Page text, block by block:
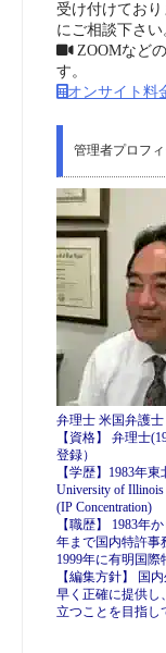
受け付けてお
にご相談下さい
ZOOMなど
す。
オンサイト料
管理者プロフ
弁理士 米国弁護
【資格】 弁理士
登録）
【学歴】1983年
University of Illinois
(IP Concentration)
【職歴】 1983年
年まで国内特許事
1999年に有明国
【編集方針】 国
早く正確に提供し
立つことを目指し